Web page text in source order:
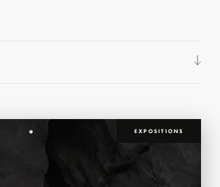
EXPOSITIONS